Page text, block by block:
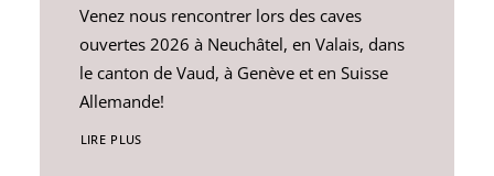
Venez nous rencontrer lors des caves
ouvertes 2026 à Neuchâtel, en Valais, dans
le canton de Vaud, à Genève et en Suisse
Allemande!
LIRE PLUS